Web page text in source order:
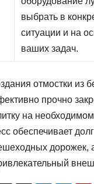
выбрать в
ситуации и на
ваших задач.
отмостки из
прочно
на
обеспечивает
дорожек,